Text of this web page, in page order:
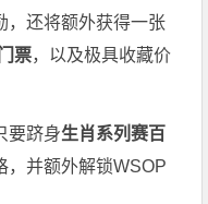
，还将额外获得一张
票，以及极具收藏价
要跻身生肖系列赛百
，并额外解锁WSOP